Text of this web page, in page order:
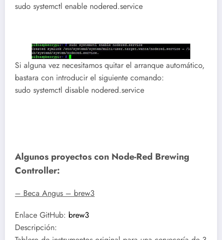
sudo systemctl enable nodered.service
Si alguna vez necesitamos quitar el arranque automático,
bastara con introducir el siguiente comando:
sudo systemctl disable nodered.service
Algunos proyectos con Node-Red Brewing
Controller:
– Beca Angus – brew3
Enlace GitHub: brew3
Descripción: